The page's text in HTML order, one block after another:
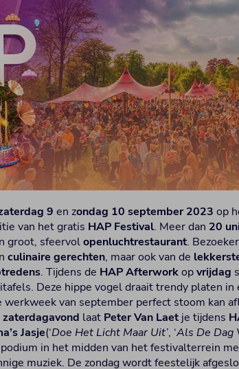
9 en zondag 10 september 2023 op
van het gratis HAP Festival. Meer dan 20
groot, sfeervolopenluchtrestaurant.
culinaire gerechten, maar ook van de
. Tijdens de HAP Afterworkopvrijdag
Deze hippe vogel draait trendy platen
van september perfect stoom kan
zaterdagavond laat Peter Van Laet je tijdens
Jasje(‘Doe Het Licht Maar Uit’, ‘Als De Dag
in het midden van het festivalterrein
muziek. De zondag wordt feestelijk